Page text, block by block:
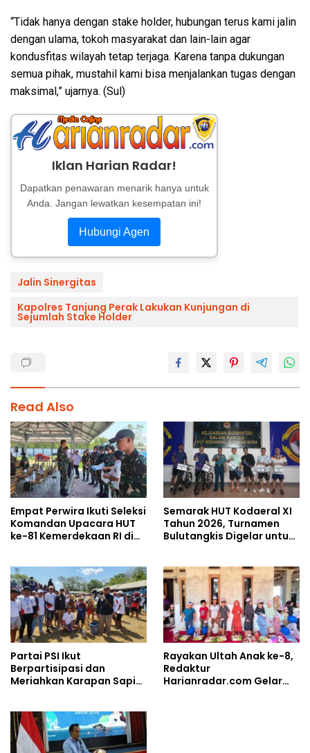
“Tidak hanya dengan stake holder, hubungan terus kami jalin
dengan ulama, tokoh masyarakat dan lain-lain agar
kondusfitas wilayah tetap terjaga. Karena tanpa dukungan
semua pihak, mustahil kami bisa menjalankan tugas dengan
maksimal,” ujarnya. (Sul)
Iklan Harian Radar!
Dapatkan penawaran menarik hanya untuk
Anda. Jangan lewatkan kesempatan ini!
Hubungi Agen
Jalin Sinergitas
Kapolres Tanjung Perak Lakukan Kunjungan di
Sejumlah Stake Holder
Read Also
Empat Perwira Ikuti Seleksi
Komandan Upacara HUT
ke-81 Kemerdekaan RI di
Semarak HUT Kodaeral XI
Tahun 2026, Turnamen
Bulutangkis Digelar untuk
Prajurit
Partai PSI Ikut
Berpartisipasi dan
Meriahkan Karapan Sapi
Rayakan Ultah Anak ke-8,
Redaktur
Harianradar.com Gelar